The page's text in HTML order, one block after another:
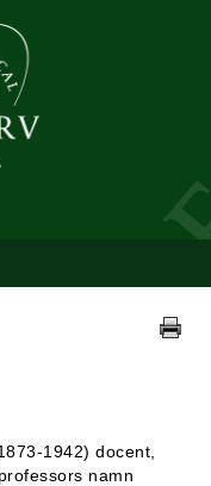
1942) docent,
namn